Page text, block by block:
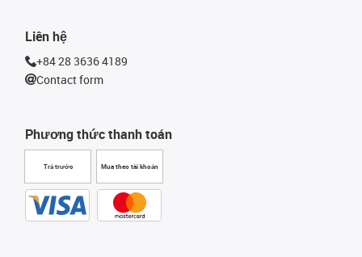
Phương thức thanh toán
Trả trước Mua theo tài khoản
Liên hệ
+84 28 3636 4189
Contact form